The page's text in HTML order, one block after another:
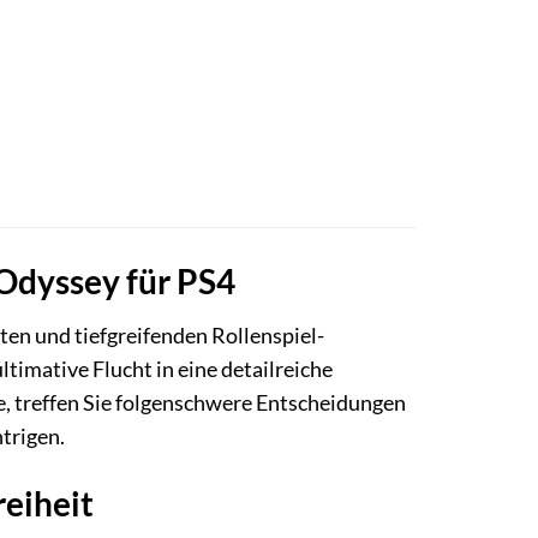
für PS4
und tiefgreifenden Rollenspiel-
Flucht in eine detailreiche
treffen Sie folgenschwere Entscheidungen